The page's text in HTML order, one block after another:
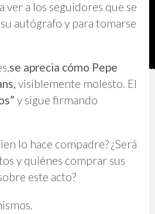
ver a los seguidores que se
autógrafo y para tomarse
se aprecia cómo Pepe
visiblemente molesto. El
y sigue firmando
lo hace compadre? ¿Será
y quiénes comprar sus
este acto?